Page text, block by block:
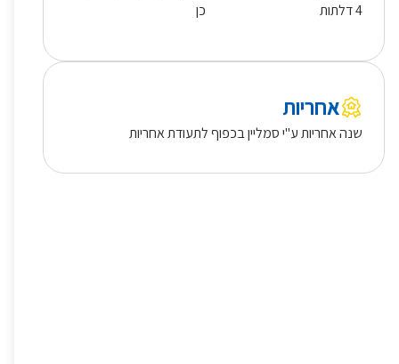
4 דלתות
כן
אחריות
שנה אחריות ע"י סמליין בכפוף לתעודת אחריות